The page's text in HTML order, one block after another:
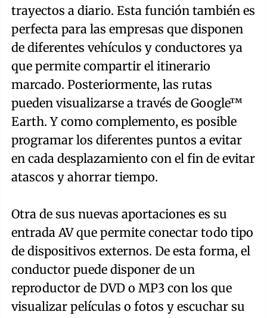
trayectos a diario. Esta función también es
perfecta para las empresas que disponen
de diferentes vehículos y conductores ya
que permite compartir el itinerario
marcado. Posteriormente, las rutas
pueden visualizarse a través de Google™
Earth. Y como complemento, es posible
programar los diferentes puntos a evitar
en cada desplazamiento con el fin de evitar
atascos y ahorrar tiempo.
Otra de sus nuevas aportaciones es su
entrada AV que permite conectar todo tipo
de dispositivos externos. De esta forma, el
conductor puede disponer de un
reproductor de DVD o MP3 con los que
visualizar películas o fotos y escuchar su